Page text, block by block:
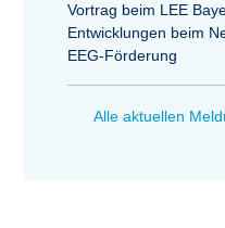
Vortrag beim LEE
Entwicklungen beim
EEG-Förderung
Alle aktuellen